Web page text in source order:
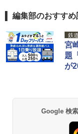
編集部のおすすめ
鉄道
宮
題
が
Google 検